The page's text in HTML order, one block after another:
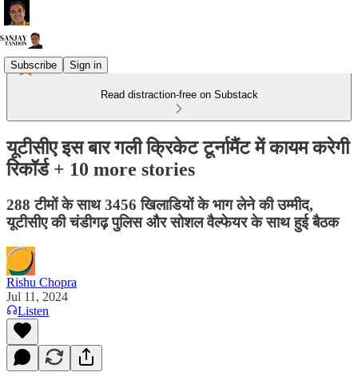
Subscribe Sign in
Read distraction-free on Substack
यूटीसीए इस बार गली क्रिकेट टूर्नामैंट में कायम करेगी
रिकॉर्ड + 10 more stories
288 टीमों के साथ 3456 खिलाडियों के भाग लेने की उम्मीद,
यूटीसीए की चंडीगढ़ पुलिस और सोशल वैल्फेयर के साथ हुई बैठक
Rishu Chopra
Jul 11, 2024
Listen